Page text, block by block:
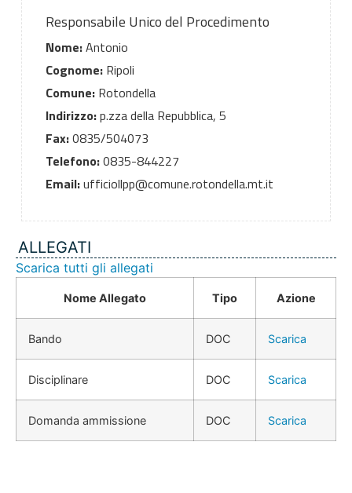
Responsabile Unico del Procedimento
Nome:Antonio
Cognome:Ripoli
Comune:Rotondella
Indirizzo:p.zza della Repubblica, 5
Fax:0835/504073
Telefono:0835-844227
Email:ufficiollpp@comune.rotondella.mt.it
ALLEGATI
Scarica tutti gli allegati
Nome Allegato Tipo Azione
Bando DOC Scarica
Disciplinare DOC Scarica
Domanda ammissione DOC Scarica